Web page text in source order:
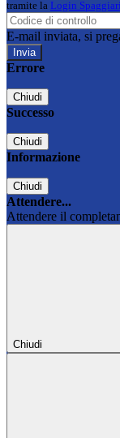
tramite la Login Spaggiari
E-mail inviata, si
Errore
Chiudi
Successo
Chiudi
Informazione
Chiudi
Attendere...
Attendere il
Chiudi